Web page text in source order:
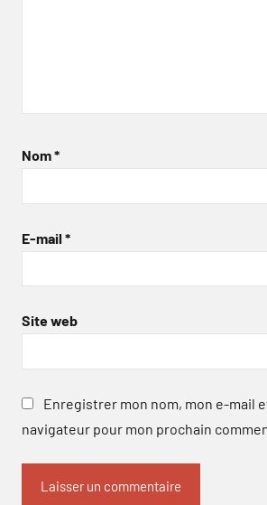
Nom*
E-mail *
Site web
Enregistrer mon nom, mon e-mail
navigateur pour mon prochain